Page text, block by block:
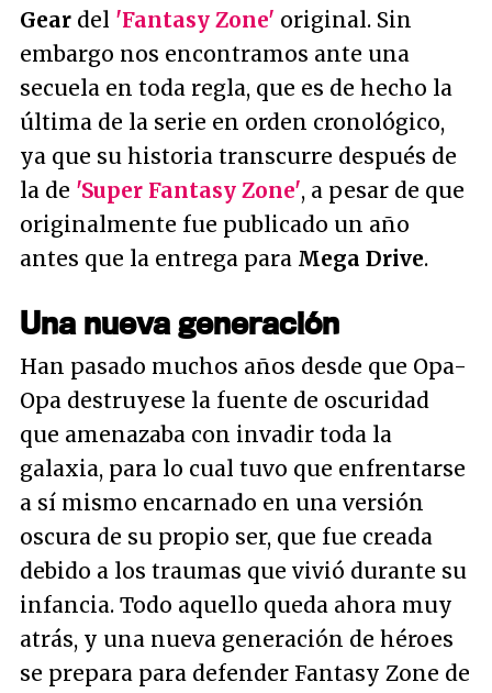
Gear del 'Fantasy Zone' original. Sin
embargo nos encontramos ante una
secuela en toda regla, que es de hecho la
última de la serie en orden cronológico,
ya que su historia transcurre después de
la de 'Super Fantasy Zone', a pesar de que
originalmente fue publicado un año
antes que la entrega para Mega Drive.
Una nueva generación
Han pasado muchos años desde que Opa-
Opa destruyese la fuente de oscuridad
que amenazaba con invadir toda la
galaxia, para lo cual tuvo que enfrentarse
a sí mismo encarnado en una versión
oscura de su propio ser, que fue creada
debido a los traumas que vivió durante su
infancia. Todo aquello queda ahora muy
atrás, y una nueva generación de héroes
se prepara para defender Fantasy Zone de